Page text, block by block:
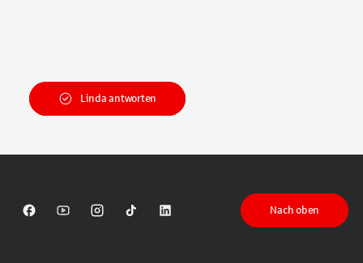
Linda antworten
Sparkasse auf Facebook
Sparkasse auf Youtube
Sparkasse auf Instagram
Sparkasse auf TikTok
Sparkasse auf LinkedIn
Nach oben